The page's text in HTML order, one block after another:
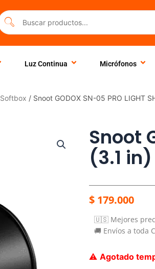
Luz Continua Micrófonos
Softbox / Snoot GODOX SN-05 PRO LIGHT
Snoot
(3.1 in)
$179.000
🇺🇸 Mejores
🚚 Envíos a toda
⚠️ Agotado